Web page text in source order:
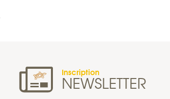
Inscription
NEWSLETTER